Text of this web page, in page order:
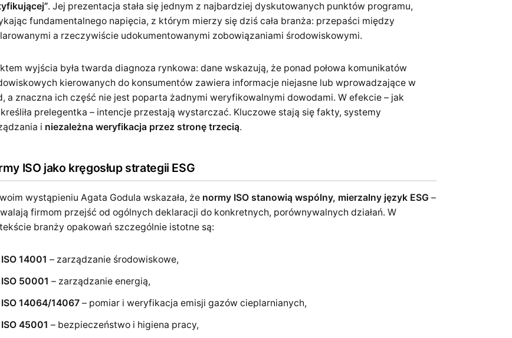
. Jej prezentacja stała się jednym z najbardziej dyskutowanych punktów programu,
fundamentalnego napięcia, z którym mierzy się dziś cała branża: przepaści między
a rzeczywiście udokumentowanymi zobowiązaniami środowiskowymi.
wyjścia była twarda diagnoza rynkowa: dane wskazują, że ponad połowa komunikatów
kierowanych do konsumentów zawiera informacje niejasne lub wprowadzające w
a znaczna ich część nie jest poparta żadnymi weryfikowalnymi dowodami. W efekcie – jak
prelegentka – intencje przestają wystarczać. Kluczowe stają się fakty, systemy
i niezależna weryfikacja przez stronę trzecią.
ISO jako kręgosłup strategii ESG
wystąpieniu Agata Godula wskazała, że normy ISO stanowią wspólny, mierzalny język ESG –
firmom przejść od ogólnych deklaracji do konkretnych, porównywalnych działań. W
branży opakowań szczególnie istotne są:
ISO 14001 – zarządzanie środowiskowe,
ISO 50001 – zarządzanie energią,
ISO 14064/14067 – pomiar i weryfikacja emisji gazów cieplarnianych,
ISO 45001 – bezpieczeństwo i higiena pracy,